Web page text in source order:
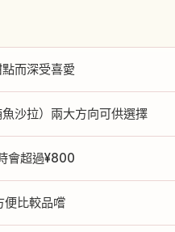
而深受喜愛
沙拉）兩大方向可供選擇
會超過¥800
便比較品嚐